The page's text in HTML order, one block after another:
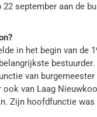
september aan de
in het begin van de
van
ook van Laag
Zijn hoofdfunctie